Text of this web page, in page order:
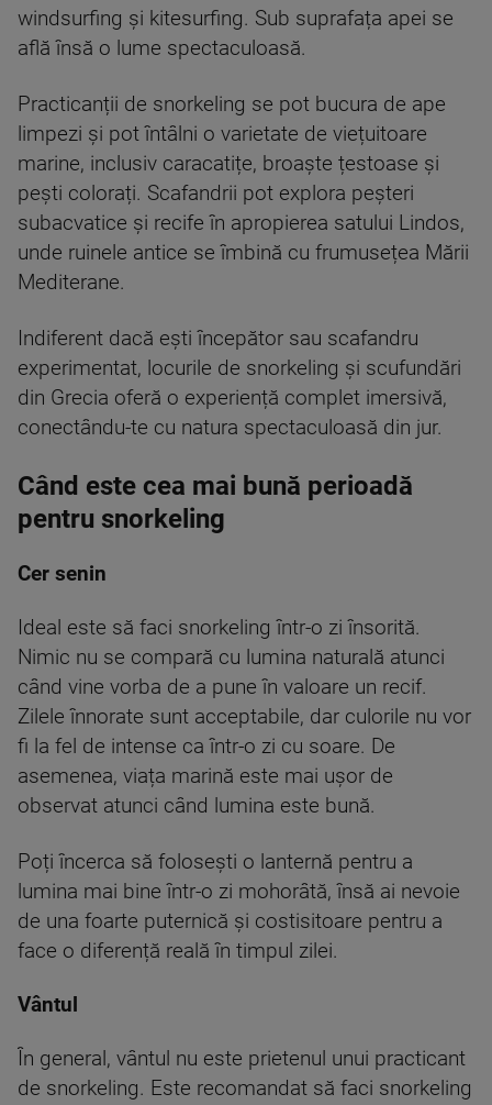
windsurfing și kitesurfing. Sub suprafața apei se
află însă o lume spectaculoasă.
Practicanții de snorkeling se pot bucura de ape
limpezi și pot întâlni o varietate de viețuitoare
marine, inclusiv caracatițe, broaște țestoase și
pești colorați. Scafandrii pot explora peșteri
subacvatice și recife în apropierea satului Lindos,
unde ruinele antice se îmbină cu frumusețea Mării
Mediterane.
Indiferent dacă ești începător sau scafandru
experimentat, locurile de snorkeling și scufundări
din Grecia oferă o experiență complet imersivă,
conectându-te cu natura spectaculoasă din jur.
Când este cea mai bună perioadă
pentru snorkeling
Cer senin
Ideal este să faci snorkeling într-o zi însorită.
Nimic nu se compară cu lumina naturală atunci
când vine vorba de a pune în valoare un recif.
Zilele înnorate sunt acceptabile, dar culorile nu vor
fi la fel de intense ca într-o zi cu soare. De
asemenea, viața marină este mai ușor de
observat atunci când lumina este bună.
Poți încerca să folosești o lanternă pentru a
lumina mai bine într-o zi mohorâtă, însă ai nevoie
de una foarte puternică și costisitoare pentru a
face o diferență reală în timpul zilei.
Vântul
În general, vântul nu este prietenul unui practicant
de snorkeling. Este recomandat să faci snorkeling